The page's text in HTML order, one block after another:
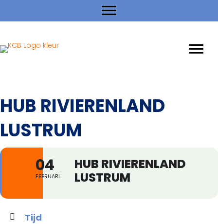
HUB RIVIERENLAND
LUSTRUM
04
FEBRUARI
HUB RIVIERENLAND
LUSTRUM
Tijd